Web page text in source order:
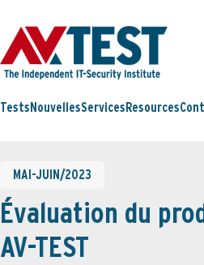
Tests NouvellesServices Resources
MAI-JUIN/2023
Évaluation du
AV-TEST